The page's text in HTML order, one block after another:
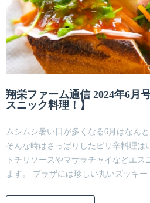
翔栄ファーム通信 2024年6月
スニック料理！】
ムシムシ暑い日が多くなる6月はなん
そんな時はさっぱりしたピリ辛料理は
トチリソースやマサラチャイなどエ
ます。 プラザには珍しい丸いズッキー